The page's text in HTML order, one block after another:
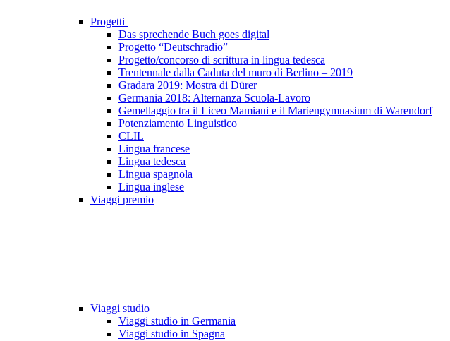
Progetti
Das sprechende Buch goes digital
Progetto “Deutschradio”
Progetto/concorso di scrittura in lingua tedesca
Trentennale dalla Caduta del muro di Berlino – 2019
Gradara 2019: Mostra di Dürer
Germania 2018: Alternanza Scuola-Lavoro
Gemellaggio tra il Liceo Mamiani e il Mariengymnasium di Warendorf
Potenziamento Linguistico
CLIL
Lingua francese
Lingua tedesca
Lingua spagnola
Lingua inglese
Viaggi premio
Viaggi studio
Viaggi studio in Germania
Viaggi studio in Spagna